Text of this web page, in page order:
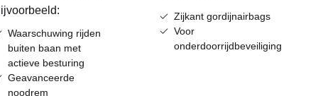
Waarschuwing rijden
buiten baan met
actieve besturing
Geavanceerde
noodrem
Zijkant gordijnairbags
Voor
onderdoorrijdbeveiliging